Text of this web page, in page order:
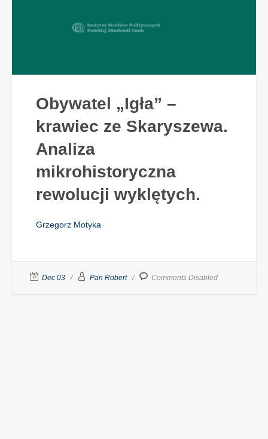
Obywatel „Igła” –
krawiec ze Skaryszewa.
Analiza
mikrohistoryczna
rewolucji wyklętych.
Grzegorz Motyka
Dec 03 Pan Robert Comments Disabled